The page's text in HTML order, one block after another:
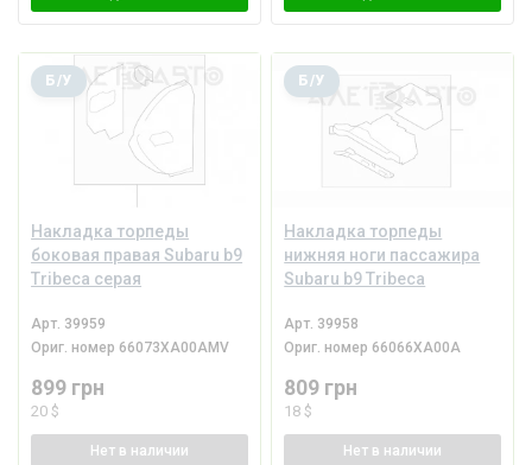
Накладка торпеды
боковая правая Subaru b9
Tribeca серая
Б/У
Арт. 39959
Ориг. номер 66073XA00AMV
899 грн
20 $
Нет в наличии
Накладка торпеды
нижняя ноги пассажира
Subaru b9 Tribeca
Б/У
Арт. 39958
Ориг. номер 66066XA00A
809 грн
18 $
Нет в наличии